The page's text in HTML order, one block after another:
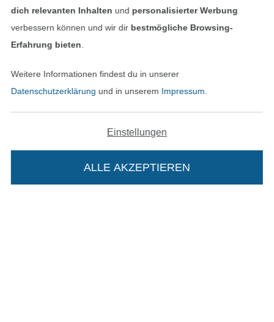
In deinen Warenkorb
Impressum
Datenschutz
Kontakt
Bestellung widerrufen
dich relevanten Inhalten und personalisierter Werbung
verbessern können und wir dir bestmögliche Browsing-
Erfahrung bieten
Weitere Informationen findest du in unserer
Datenschutzerklärung und in unserem Impressum
Einstellungen
ALLE AKZEPTIEREN